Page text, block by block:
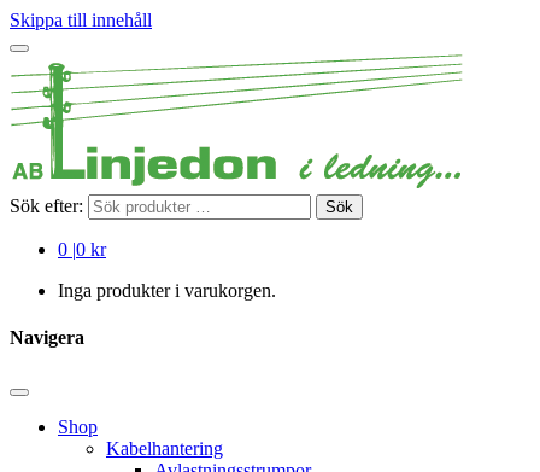
Skippa till innehåll
Sök efter: Sök
0 |0 kr
Inga produkter i varukorgen.
Navigera
Shop
Kabelhantering